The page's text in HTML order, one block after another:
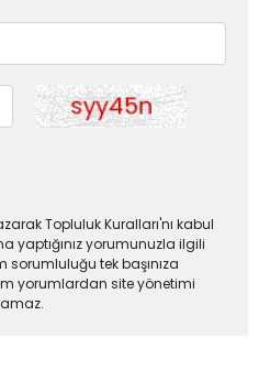
Topluluk Kuralları'nı kabul
yaptığınız yorumunuzla ilgili
tek başınıza
yorumlardan site yönetimi